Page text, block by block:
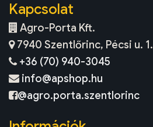
Kapcsolat
Agro-Porta Kft.
7940 Szentlőrinc, Pécsi u. 1.
+36 (70) 940-3045
info@apshop.hu
@agro.porta.szentlorinc